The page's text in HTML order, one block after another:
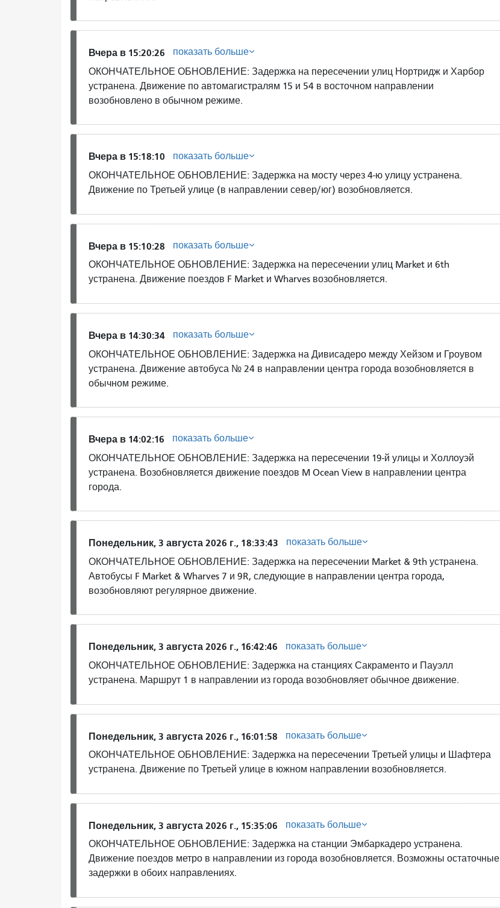
Вчера в 15:20:26
показать больше
ОКОНЧАТЕЛЬНОЕ ОБНОВЛЕНИЕ: Задержка на пересечении улиц Нортридж и Харбор
устранена. Движение по автомагистралям 15 и 54 в восточном направлении
возобновлено в обычном режиме.
Вчера в 15:18:10
показать больше
ОКОНЧАТЕЛЬНОЕ ОБНОВЛЕНИЕ: Задержка на мосту через 4-ю улицу устранена.
Движение по Третьей улице (в направлении север/юг) возобновляется.
Вчера в 15:10:28
показать больше
ОКОНЧАТЕЛЬНОЕ ОБНОВЛЕНИЕ: Задержка на пересечении улиц Market и 6th
устранена. Движение поездов F Market и Wharves возобновляется.
Вчера в 14:30:34
показать больше
ОКОНЧАТЕЛЬНОЕ ОБНОВЛЕНИЕ: Задержка на Дивисадеро между Хейзом и Гроувом
устранена. Движение автобуса № 24 в направлении центра города возобновляется в
обычном режиме.
Вчера в 14:02:16
показать больше
ОКОНЧАТЕЛЬНОЕ ОБНОВЛЕНИЕ: Задержка на пересечении 19-й улицы и Холлоуэй
устранена. Возобновляется движение поездов M Ocean View в направлении центра
города.
Понедельник, 3 августа 2026 г., 18:33:43
показать больше
ОКОНЧАТЕЛЬНОЕ ОБНОВЛЕНИЕ: Задержка на пересечении Market & 9th устранена.
Автобусы F Market & Wharves 7 и 9R, следующие в направлении центра города,
возобновляют регулярное движение.
Понедельник, 3 августа 2026 г., 16:42:46
показать больше
ОКОНЧАТЕЛЬНОЕ ОБНОВЛЕНИЕ: Задержка на станциях Сакраменто и Пауэлл
устранена. Маршрут 1 в направлении из города возобновляет обычное движение.
Понедельник, 3 августа 2026 г., 16:01:58
показать больше
ОКОНЧАТЕЛЬНОЕ ОБНОВЛЕНИЕ: Задержка на пересечении Третьей улицы и Шафтера
устранена. Движение по Третьей улице в южном направлении возобновляется.
Понедельник, 3 августа 2026 г., 15:35:06
показать больше
ОКОНЧАТЕЛЬНОЕ ОБНОВЛЕНИЕ: Задержка на станции Эмбаркадеро устранена.
Движение поездов метро в направлении из города возобновляется. Возможны остаточные
задержки в обоих направлениях.